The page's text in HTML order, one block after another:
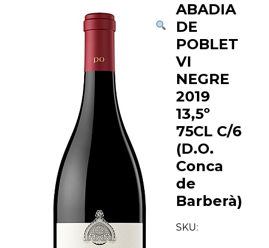
ABADIA
DE
POBLET
VI
NEGRE
2019
13,5º
75CL C/6
(D.O.
Conca
de
Barberà)
SKU: